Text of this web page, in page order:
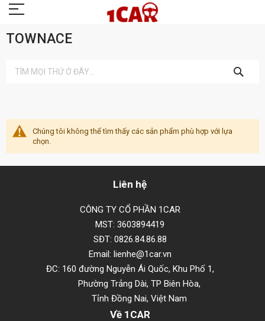
TOWNACE
KIẾM
Chúng tôi không thể tìm thấy các sản phẩm phù hợp với lựa
chọn.
Liên hệ
CÔNG TY CỔ PHẦN 1CAR
MST: 3603894419
SĐT: 0826.84.86.88
Email: lienhe@1car.vn
ĐC: 160 đường Nguyễn Ái Quốc, Khu Phố 1,
Phường Trảng Dài, TP Biên Hòa,
Tỉnh Đồng Nai, Việt Nam
Về 1CAR